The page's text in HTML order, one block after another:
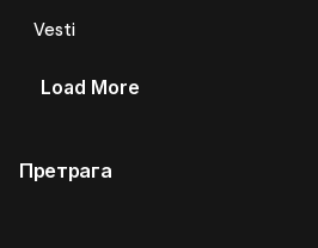
Претрага
Vesti
Load More